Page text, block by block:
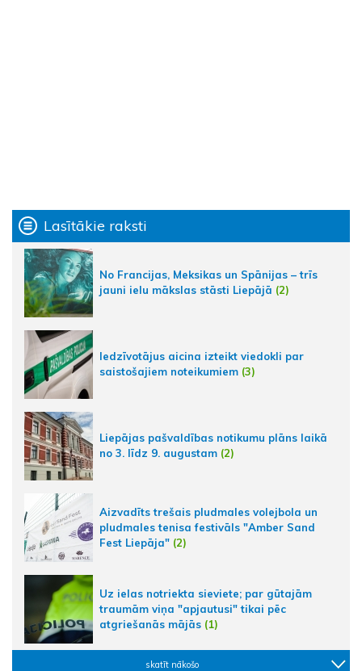
Lasītākie raksti
No Francijas, Meksikas un Spānijas – trīs
jauni ielu mākslas stāsti Liepājā (2)
Iedzīvotājus aicina izteikt viedokli par
saistošajiem noteikumiem (3)
Liepājas pašvaldības notikumu plāns laikā
no 3. līdz 9. augustam (2)
Aizvadīts trešais pludmales volejbola un
pludmales tenisa festivāls "Amber Sand
Fest Liepāja" (2)
Uz ielas notriekta sieviete; par gūtajām
traumām viņa "apjautusi" tikai pēc
atgriešanās mājās (1)
skatīt nākošo